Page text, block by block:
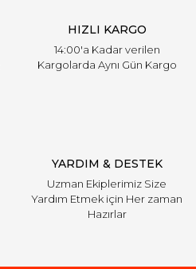
HIZLI KARGO
14:00'a Kadar verilen
Kargolarda Aynı Gün Kargo
YARDIM & DESTEK
Uzman Ekiplerimiz Size
Yardım Etmek için Her zaman
Hazırlar